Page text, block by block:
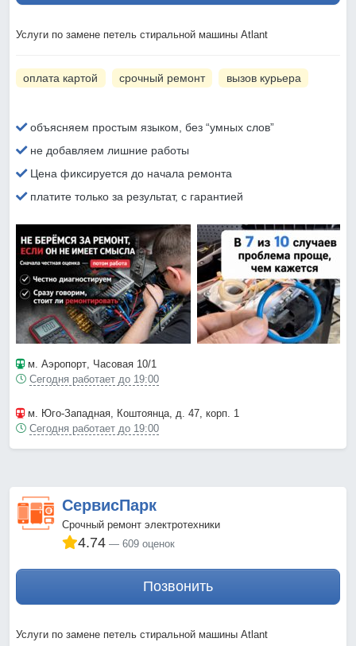
Услуги по замене петель стиральной машины Atlant
оплата картой срочный ремонт вызов курьера
объясняем простым языком, без “умных слов”
не добавляем лишние работы
Цена фиксируется до начала ремонта
платите только за результат, с гарантией
м. Аэропорт, Часовая 10/1
Сегодня работает до 19:00
м. Юго-Западная, Коштоянца, д. 47, корп. 1
Сегодня работает до 19:00
СервисПарк
Срочный ремонт электротехники
4.74 609 оценок
Позвонить
Услуги по замене петель стиральной машины Atlant